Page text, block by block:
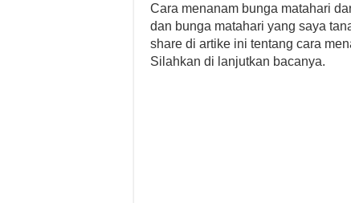
Cara menanam bunga matahari
dan bunga matahari yang saya
share di artike ini tentang cara
Silahkan di lanjutkan bacanya.